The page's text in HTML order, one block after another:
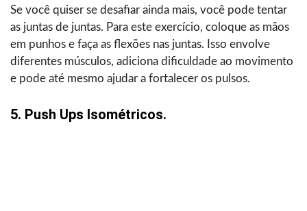
Se você quiser se desafiar ainda mais, você pode tentar
as juntas de juntas. Para este exercício, coloque as mãos
em punhos e faça as flexões nas juntas. Isso envolve
diferentes músculos, adiciona dificuldade ao movimento
e pode até mesmo ajudar a fortalecer os pulsos.
5. Push Ups Isométricos.